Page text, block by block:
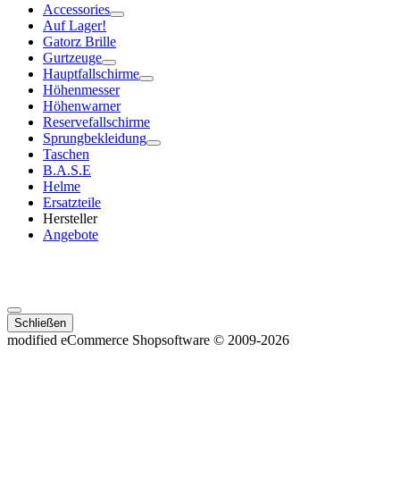
Accessories
Auf Lager!
Gatorz Brille
Gurtzeuge
Hauptfallschirme
Höhenmesser
Höhenwarner
Reservefallschirme
Sprungbekleidung
Taschen
B.A.S.E
Helme
Ersatzteile
Hersteller
Angebote
Schließen
modified eCommerce Shopsoftware © 2009-2026